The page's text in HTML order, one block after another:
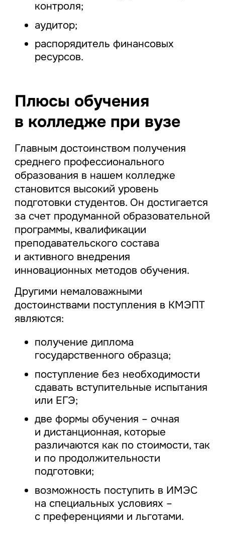
контроля;
аудитор;
распорядитель финансовых
ресурсов.
Плюсы обучения
в колледже при вузе
Главным достоинством получения
среднего профессионального
образования в нашем колледже
становится высокий уровень
подготовки студентов. Он достигается
за счет продуманной образовательной
программы, квалификации
преподавательского состава
и активного внедрения
инновационных методов обучения.
Другими немаловажными
достоинствами поступления в КМЭПТ
являются:
получение диплома
государственного образца;
поступление без необходимости
сдавать вступительные испытания
или ЕГЭ;
две формы обучения – очная
и дистанционная, которые
различаются как по стоимости, так
и по продолжительности
подготовки;
возможность поступить в ИМЭС
на специальных условиях –
с преференциями и льготами.